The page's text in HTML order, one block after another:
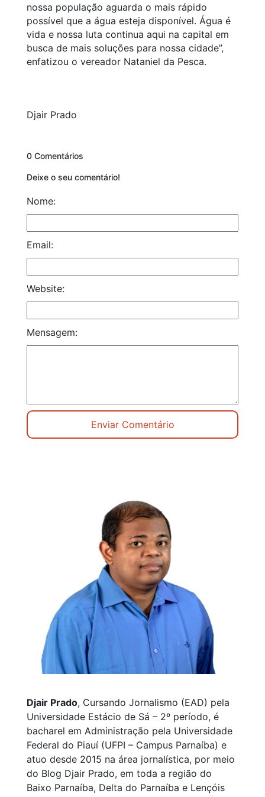
nossa população aguarda o mais rápido
possível que a água esteja disponível. Água é
vida e nossa luta continua aqui na capital em
busca de mais soluções para nossa cidade”,
enfatizou o vereador Nataniel da Pesca.
Djair Prado
0 Comentários
Deixe o seu comentário!
Nome:
Email:
Website:
Mensagem:
Djair Prado, Cursando Jornalismo (EAD) pela
Universidade Estácio de Sá – 2º período, é
bacharel em Administração pela Universidade
Federal do Piauí (UFPI – Campus Parnaíba) e
atuo desde 2015 na área jornalística, por meio
do Blog Djair Prado, em toda a região do
Baixo Parnaíba, Delta do Parnaíba e Lençóis